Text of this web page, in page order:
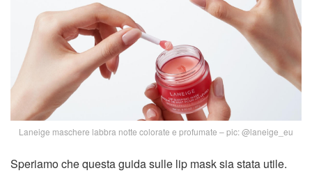
Laneige maschere labbra notte colorate e profumate – pic: @laneige_eu
Speriamo che questa guida sulle lip mask sia stata utile.